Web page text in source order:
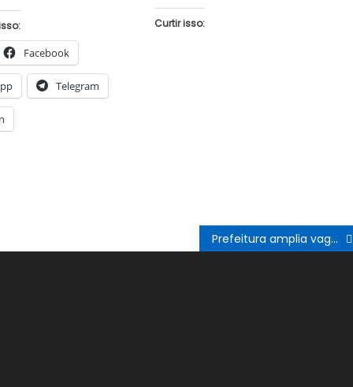
Facebook
Telegram
Curtir isso:
Prefeitura amplia vagas e abre inscrições para o Programa Aprova Juazeiro